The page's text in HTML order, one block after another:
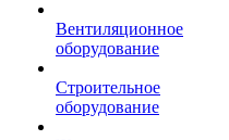
Вентиляционное
оборудование
Строительное
оборудование